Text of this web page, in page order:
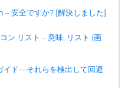
安全ですか? [解決しました]
ン リスト – 意味, リスト (画
ド—それらを検出して回避